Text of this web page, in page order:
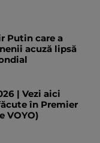
Putin care a
acuză lipsă
| Vezi aici
în Premier
VOYO)